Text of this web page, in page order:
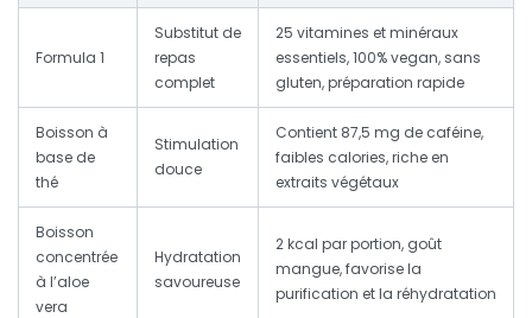
Formula 1
Substitut de
repas
complet
25 vitamines et minéraux
essentiels, 100% vegan, sans
gluten, préparation rapide
Boisson à
base de
thé
Stimulation
douce
Contient 87,5 mg de caféine,
faibles calories, riche en
extraits végétaux
Boisson
concentrée
à l’aloe
vera
Hydratation
savoureuse
2 kcal par portion, goût
mangue, favorise la
purification et la réhydratation